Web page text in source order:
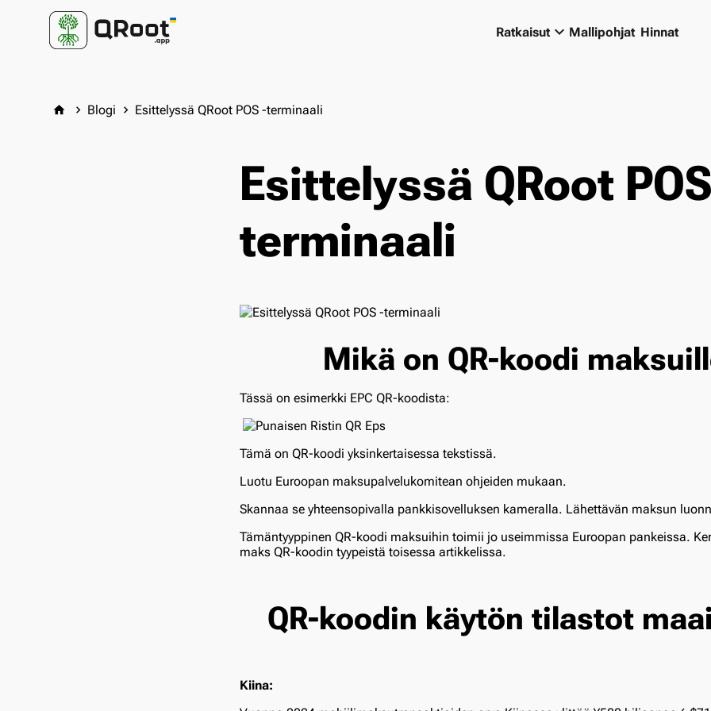
Ratkaisut keyboard_arrow_down Mallipohjat Hinnat
home keyboard_arrow_right Blogi keyboard_arrow_right Esittelyssä QRoot POS -terminaali
Esittelyssä QRoot
terminaali
Mikä on QR-koodi
Tässä on esimerkki EPC QR-koodista:
Tämä on QR-koodi yksinkertaisessa tekstissä.
Luotu Euroopan maksupalvelukomitean ohjeiden mukaan.
Skannaa se yhteensopivalla pankkisovelluksen kameralla. Lähettävän maksun
Tämäntyyppinen QR-koodi maksuihin toimii jo useimmissa Euroopan pankeissa.
maks QR-koodin tyypeistä toisessa artikkelissa.
QR-koodin käytön tilastot
Kiina: